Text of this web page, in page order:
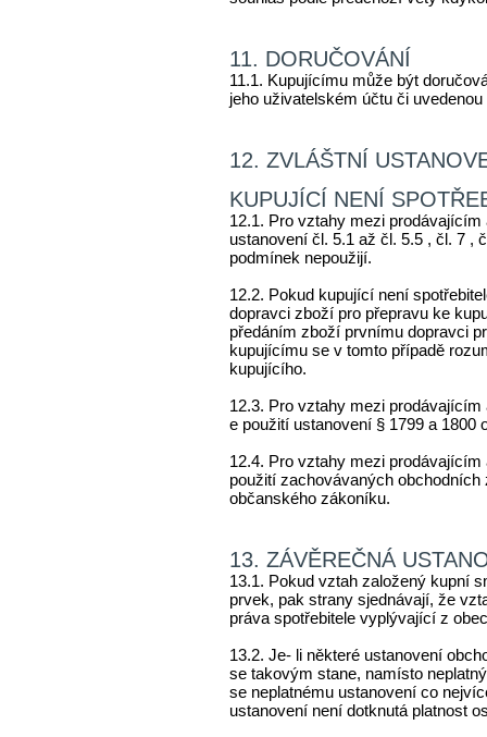
11. DORUČOVÁNÍ
11.1. Kupujícímu může být
jeho uživatelském účtu či
12. ZVLÁŠTNÍ
KUPUJÍCÍ NENÍ
12.1. Pro vztahy mezi
ustanovení čl. 5.1 až čl. 5.5 , čl. 7 ,
podmínek nepoužijí.
12.2. Pokud kupující není
dopravci zboží pro přepravu ke
předáním zboží prvnímu dopravci
kupujícímu se v tomto případě
kupujícího.
12.3. Pro vztahy mezi
e použití ustanovení § 1799 a 1800
12.4. Pro vztahy mezi
použití zachovávaných
občanského zákoníku.
13. ZÁVĚREČNÁ
13.1. Pokud vztah založený kupní
prvek, pak strany sjednávají, že
práva spotřebitele vyplývající z
13.2. Je- li některé ustanovení
se takovým stane, namísto
se neplatnému ustanovení co
ustanovení není dotknutá platnost